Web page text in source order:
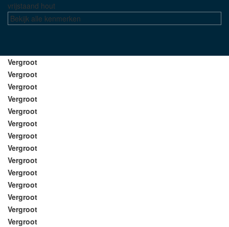
vrijstaand hout
Bekijk alle kenmerken
Vergroot
Vergroot
Vergroot
Vergroot
Vergroot
Vergroot
Vergroot
Vergroot
Vergroot
Vergroot
Vergroot
Vergroot
Vergroot
Vergroot